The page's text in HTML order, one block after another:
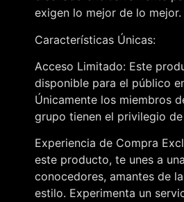
exigen lo mejor de lo mejor.
Características Únicas:
Acceso Limitado: Este
disponible para el público
Únicamente los miembros
grupo tienen el privilegio
Experiencia de Compra
este producto, te unes a
conocedores, amantes de
estilo. Experimenta un